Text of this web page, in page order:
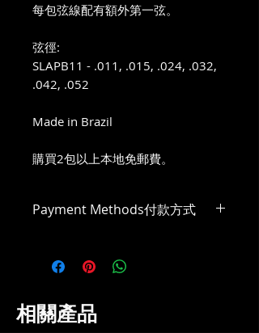
每包弦線配有額外第一弦。
弦徑:
SLAPB11 - .011, .015, .024, .032,
.042, .052
Made in Brazil
購買2包以上本地免郵費。
Payment Methods付款方式
相關產品